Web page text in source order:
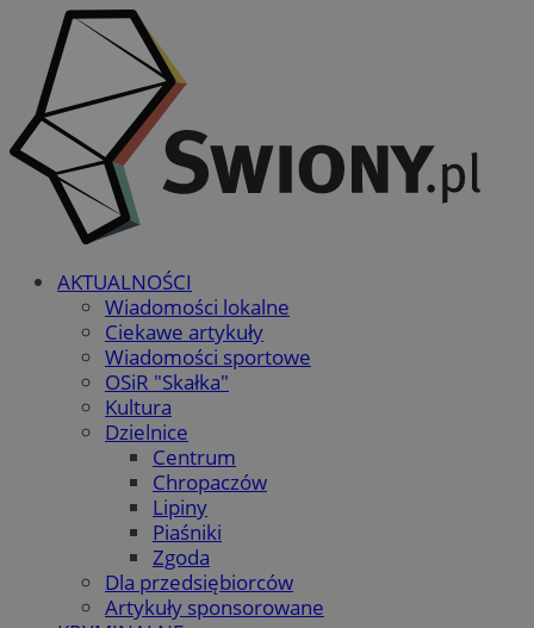
AKTUALNOŚCI
Wiadomości lokalne
Ciekawe artykuły
Wiadomości sportowe
OSiR "Skałka"
Kultura
Dzielnice
Centrum
Chropaczów
Lipiny
Piaśniki
Zgoda
Dla przedsiębiorców
Artykuły sponsorowane